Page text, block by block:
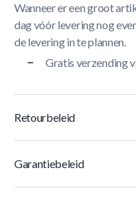
Wanneer er een groot
dag vóór levering nog
de levering in te plannen.
Gratis verzending
Retourbeleid
Garantiebeleid